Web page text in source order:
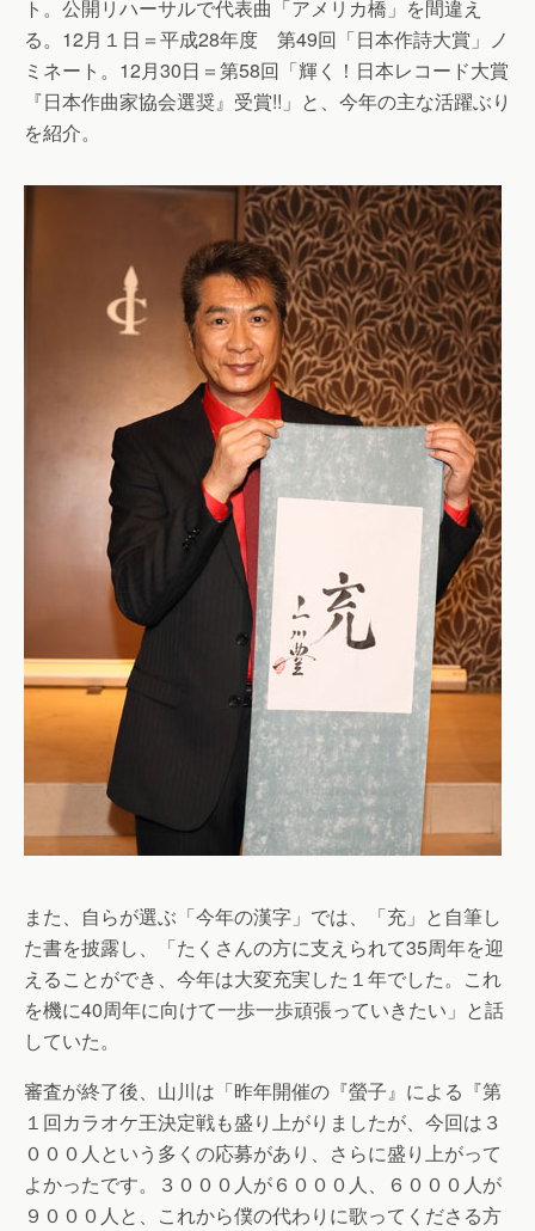
ト。公開リハーサルで代表曲「アメリカ橋」を間違え
る。12月１日＝平成28年度 第49回「日本作詩大賞」ノ
ミネート。12月30日＝第58回「輝く！日本レコード大賞
『日本作曲家協会選奨』受賞!!」と、今年の主な活躍ぶり
を紹介。
また、自らが選ぶ「今年の漢字」では、「充」と自筆し
た書を披露し、「たくさんの方に支えられて35周年を迎
えることができ、今年は大変充実した１年でした。これ
を機に40周年に向けて一歩一歩頑張っていきたい」と話
していた。
審査が終了後、山川は「昨年開催の『螢子』による『第
１回カラオケ王決定戦も盛り上がりましたが、今回は３
０００人という多くの応募があり、さらに盛り上がって
よかったです。３０００人が６０００人、６０００人が
９０００人と、これから僕の代わりに歌ってくださる方